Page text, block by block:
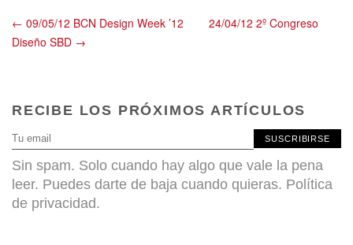
← 09/05/12 BCN Design Week ’12
24/04/12 2º Congreso
Diseño SBD →
RECIBE LOS PRÓXIMOS ARTÍCULOS
SUSCRIBIRSE
Sin spam. Solo cuando hay algo que vale la pena
leer. Puedes darte de baja cuando quieras. Política
de privacidad.